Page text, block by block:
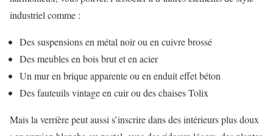
industriel comme :
Des suspensions en métal noir ou en cuivre brossé
Des meubles en bois brut et en acier
Un mur en brique apparente ou en enduit effet béton
Des fauteuils vintage en cuir ou des chaises Tolix
Mais la verrière peut aussi s’inscrire dans des intérieurs plus doux